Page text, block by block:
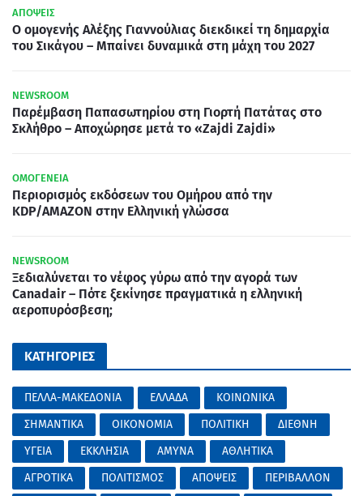
ΑΠΟΨΕΙΣ
Ο ομογενής Αλέξης Γιαννούλιας διεκδικεί τη δημαρχία
του Σικάγου – Μπαίνει δυναμικά στη μάχη του 2027
NEWSROOM
Παρέμβαση Παπασωτηρίου στη Γιορτή Πατάτας στο
Σκλήθρο – Αποχώρησε μετά το «Zajdi Zajdi»
ΟΜΟΓΕΝΕΙΑ
Περιορισμός εκδόσεων του Ομήρου από την
KDP/AMAZON στην Ελληνική γλώσσα
NEWSROOM
Ξεδιαλύνεται το νέφος γύρω από την αγορά των
Canadair – Πότε ξεκίνησε πραγματικά η ελληνική
αεροπυρόσβεση;
ΚΑΤΗΓΟΡΙΕΣ
ΠΕΛΛΑ-ΜΑΚΕΔΟΝΙΑ ΕΛΛΑΔΑ
ΚΟΙΝΩΝΙΚΑ
ΣΗΜΑΝΤΙΚΑ
ΟΙΚΟΝΟΜΙΑ ΠΟΛΙΤΙΚΗ
ΔΙΕΘΝΗ
ΥΓΕΙΑ
ΕΚΚΛΗΣΙΑ ΑΜΥΝΑ
ΑΘΛΗΤΙΚΑ
ΑΓΡΟΤΙΚΑ
ΠΟΛΙΤΙΣΜΟΣ ΑΠΟΨΕΙΣ ΠΕΡΙΒΑΛΛΟΝ